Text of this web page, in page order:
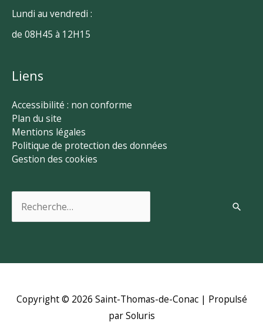
Lundi au vendredi :
de 08H45 à 12H15
Liens
Accessibilité : non conforme
Plan du site
Mentions légales
Politique de protection des données
Gestion des cookies
Copyright © 2026 Saint-Thomas-de-Conac| Propulsé
par Soluris